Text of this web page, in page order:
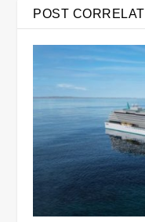
POST CORRELATI